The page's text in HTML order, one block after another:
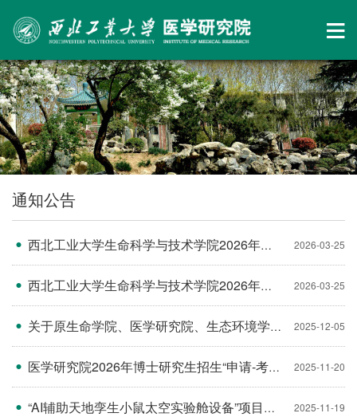
通知公告
西北工业大学生命科学与技术学院2026年全国硕士研究生招生考试复试工作方案（原医学研究院考生） 2026-03-25
西北工业大学生命科学与技术学院2026年全国硕士研究生招生考试复试工作方案 （原医学研究院考生） 2026-03-25
关于原生命学院、医学研究院、生态环境学院网站整合及域名变更的公告 2025-12-05
医学研究院2026年博士研究生招生“申请-考核”制实施方案 2025-11-20
“AI辅助天地孪生小鼠太空实验舱设备”项目竞选结果公告 2025-11-19